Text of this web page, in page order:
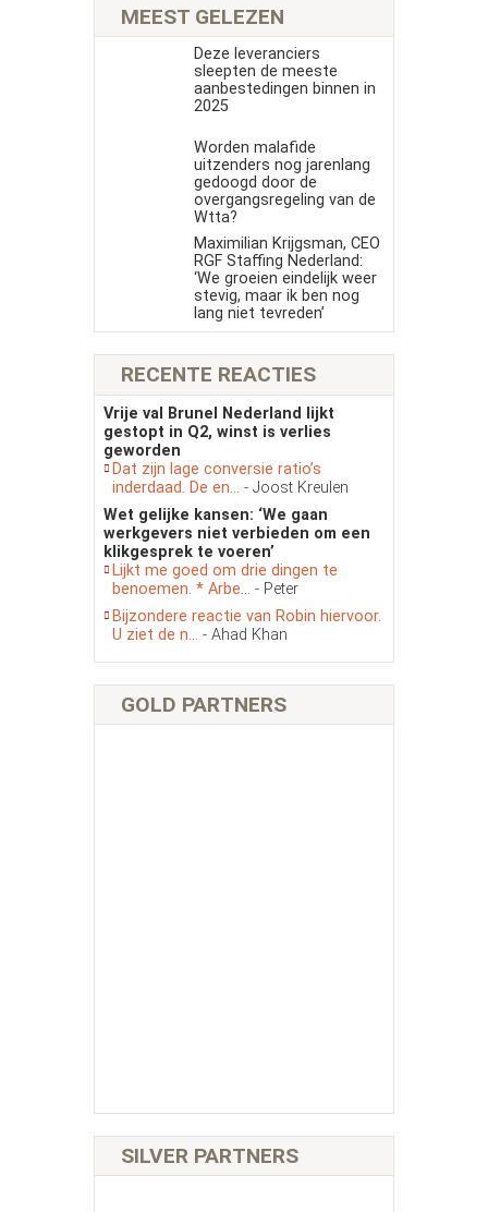
MEEST GELEZEN
Deze leveranciers
sleepten de meeste
aanbestedingen binnen in
2025
Worden malafide
uitzenders nog jarenlang
gedoogd door de
overgangsregeling van de
Wtta?
Maximilian Krijgsman, CEO
RGF Staffing Nederland:
‘We groeien eindelijk weer
stevig, maar ik ben nog
lang niet tevreden’
RECENTE REACTIES
Vrije val Brunel Nederland lijkt
gestopt in Q2, winst is verlies
geworden
Dat zijn lage conversie ratio’s
inderdaad. De en... - Joost Kreulen
Wet gelijke kansen: ‘We gaan
werkgevers niet verbieden om een
klikgesprek te voeren’
Lijkt me goed om drie dingen te
benoemen. * Arbe... - Peter
Bijzondere reactie van Robin hiervoor.
U ziet de n... - Ahad Khan
GOLD PARTNERS
SILVER PARTNERS